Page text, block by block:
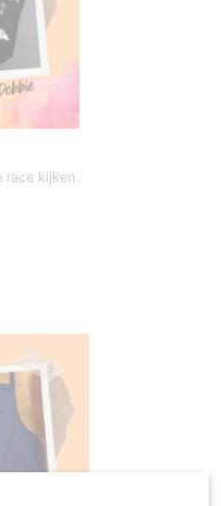
race kijken.